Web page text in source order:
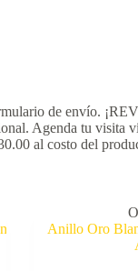
de envío.
Agenda tu visita
al costo del